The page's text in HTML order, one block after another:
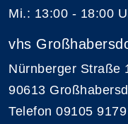
Mi.: 13:00 - 18:00
vhs
Nürnberger Straße
90613
Telefon 09105 9179